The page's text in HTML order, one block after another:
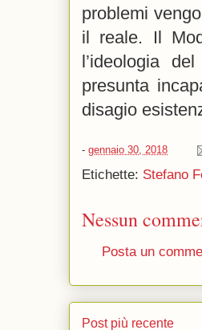
problemi
il reale. Il
l’ideologia
presunta
disagio
- gennaio 30, 2018
Etichette: Stefano
Nessun
Posta un
Post più recente